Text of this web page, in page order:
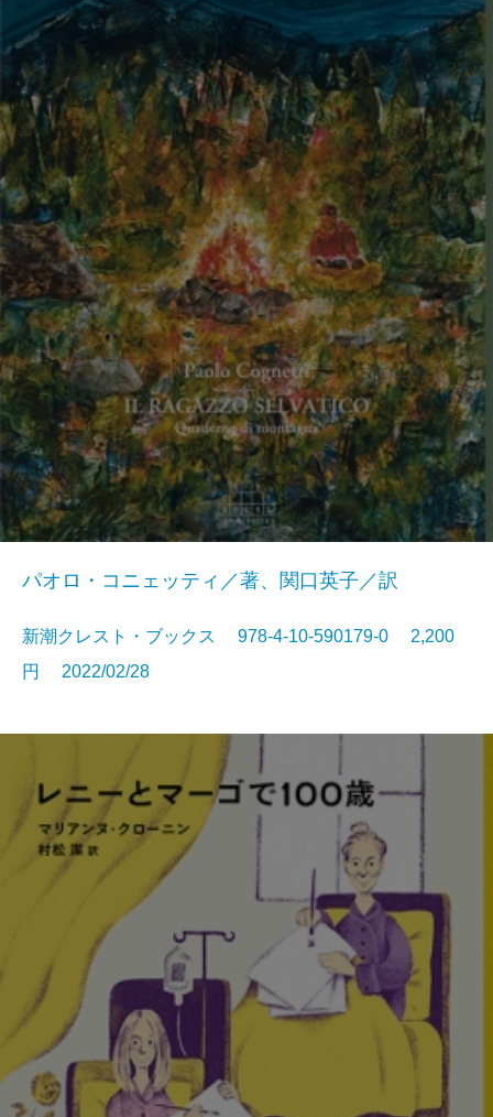
パオロ・コニェッティ／著、関口英子／訳
新潮クレスト・ブックス 978-4-10-590179-0 2,200
円 2022/02/28